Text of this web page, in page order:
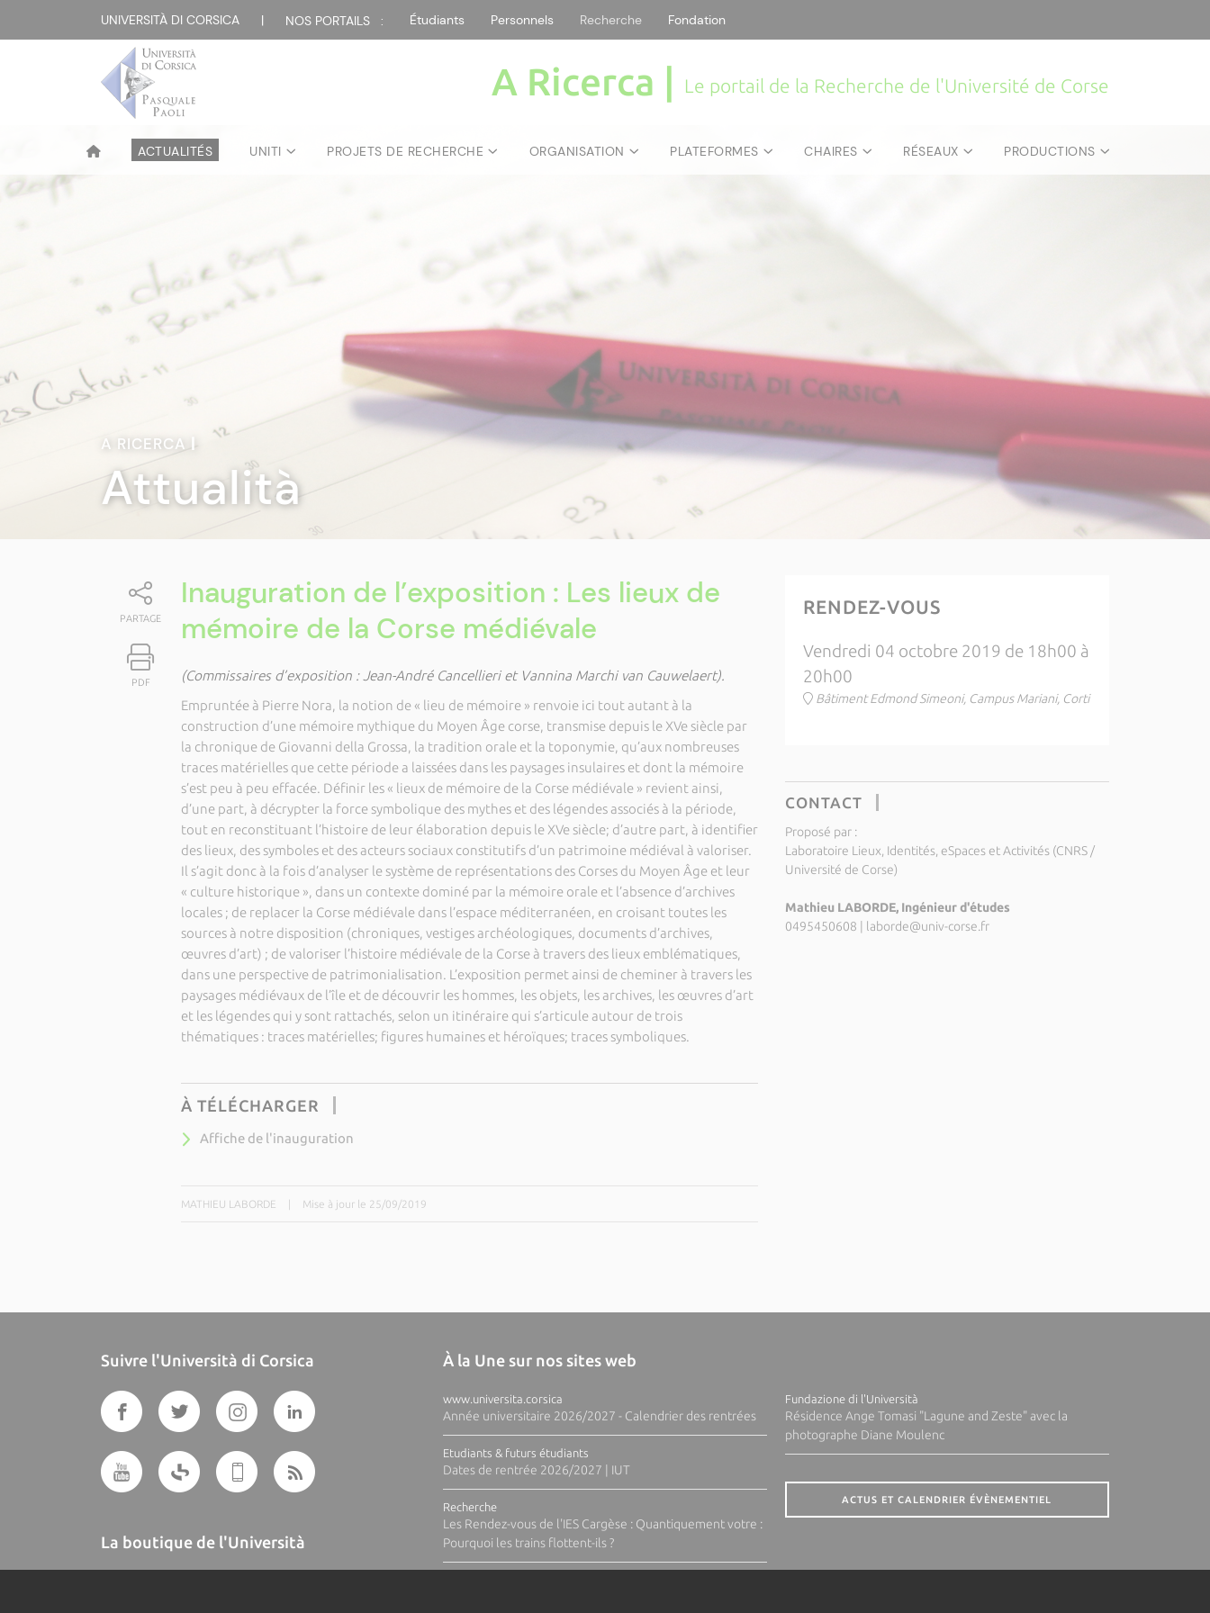
UNIVERSITÀ DI CORSICA | NOS PORTAILS : Étudiants Personnels Recherche Fondation
A Ricerca | Le portail de la Recherche de l'Université de Corse
ACTUALITÉS UNITI PROJETS DE RECHERCHE ORGANISATION PLATEFORMES CHAIRES RÉSEAUX PRODUCTIONS
A RICERCA|
Attualità
PARTAGE
PDF
Inauguration de l’exposition : Les lieux de
mémoire de la Corse médiévale
(Commissaires d’exposition : Jean-André Cancellieri et Vannina Marchi van Cauwelaert).
Empruntée à Pierre Nora, la notion de « lieu de mémoire » renvoie ici tout autant à la
construction d’une mémoire mythique du Moyen Âge corse, transmise depuis le XVe siècle par
la chronique de Giovanni della Grossa, la tradition orale et la toponymie, qu’aux nombreuses
traces matérielles que cette période a laissées dans les paysages insulaires et dont la mémoire
s’est peu à peu effacée. Définir les « lieux de mémoire de la Corse médiévale » revient ainsi,
d’une part, à décrypter la force symbolique des mythes et des légendes associés à la période,
tout en reconstituant l’histoire de leur élaboration depuis le XVe siècle; d’autre part, à identifier
des lieux, des symboles et des acteurs sociaux constitutifs d’un patrimoine médiéval à valoriser.
Il s’agit donc à la fois d’analyser le système de représentations des Corses du Moyen Âge et leur
« culture historique », dans un contexte dominé par la mémoire orale et l’absence d’archives
locales ; de replacer la Corse médiévale dans l’espace méditerranéen, en croisant toutes les
sources à notre disposition (chroniques, vestiges archéologiques, documents d’archives,
œuvres d’art) ; de valoriser l’histoire médiévale de la Corse à travers des lieux emblématiques,
dans une perspective de patrimonialisation. L’exposition permet ainsi de cheminer à travers les
paysages médiévaux de l’île et de découvrir les hommes, les objets, les archives, les œuvres d’art
et les légendes qui y sont rattachés, selon un itinéraire qui s’articule autour de trois
thématiques : traces matérielles; figures humaines et héroïques; traces symboliques.
À TÉLÉCHARGER
Affiche de l'inauguration
MATHIEU LABORDE Mise à jour le 25/09/2019
RENDEZ-VOUS
Vendredi 04 octobre 2019 de 18h00 à
20h00
Bâtiment Edmond Simeoni, Campus Mariani, Corti
CONTACT
Proposé par :
Laboratoire Lieux, Identités, eSpaces et Activités (CNRS /
Université de Corse)
Mathieu LABORDE, Ingénieur d'études
0495450608
laborde@univ-corse.fr
Suivre l'Università di Corsica
La boutique de l'Università
À la Une sur nos sites web
www.universita.corsica
Année universitaire 2026/2027 - Calendrier des rentrées
Etudiants & futurs étudiants
Dates de rentrée 2026/2027 | IUT
Recherche
Les Rendez-vous de l'IES Cargèse : Quantiquement votre :
Pourquoi les trains flottent-ils ?
Fundazione di l'Università
Résidence Ange Tomasi "Lagune and Zeste" avec la
photographe Diane Moulenc
ACTUS ET CALENDRIER ÉVÈNEMENTIEL